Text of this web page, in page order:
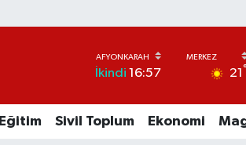
İkindi 16:57 21 °
Eğitim Sivil Toplum Ekonomi